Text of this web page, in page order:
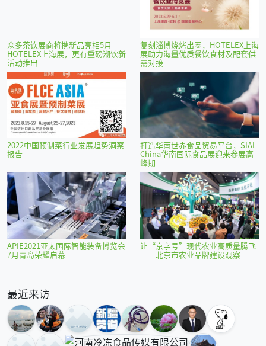
众多茶饮展商将携新品亮相5月
HOTELEX上海展，更有重磅潮饮新
活动推出
复刻淄博烧烤出圈，HOTELEX上海
展助力海量优质餐饮食材及配套供
需对接
2022中国预制菜行业发展趋势洞察
报告
打造华南世界食品贸易平台，SIAL
China华南国际食品展迎来参展高
峰期
APIE2021亚太国际智能装备博览会
7月青岛荣耀启幕
让“京字号”现代农业高质量腾飞
——北京市农业品牌建设观察
最近来访